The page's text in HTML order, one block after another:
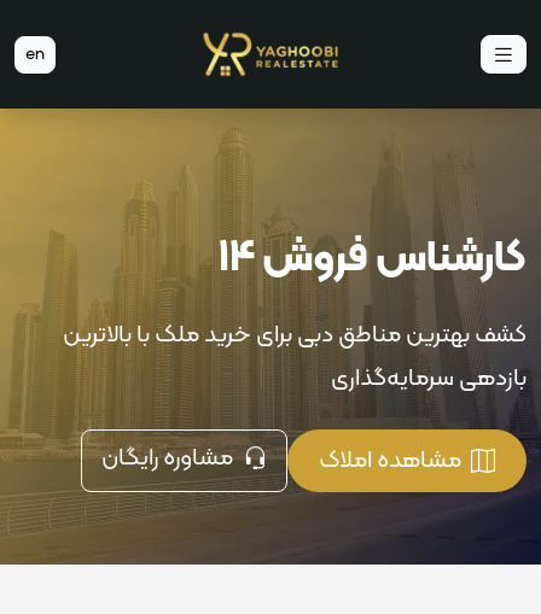
en
کارشناس فروش 14
کشف بهترین مناطق دبی برای خرید ملک با بالاترین
بازدهی سرمایه‌گذاری
مشاهده املاک مشاوره رایگان